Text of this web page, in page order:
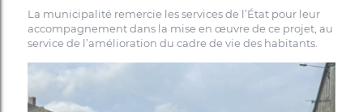
La municipalité remercie les services de l’État pour leur
accompagnement dans la mise en œuvre de ce projet, au
service de l’amélioration du cadre de vie des habitants.